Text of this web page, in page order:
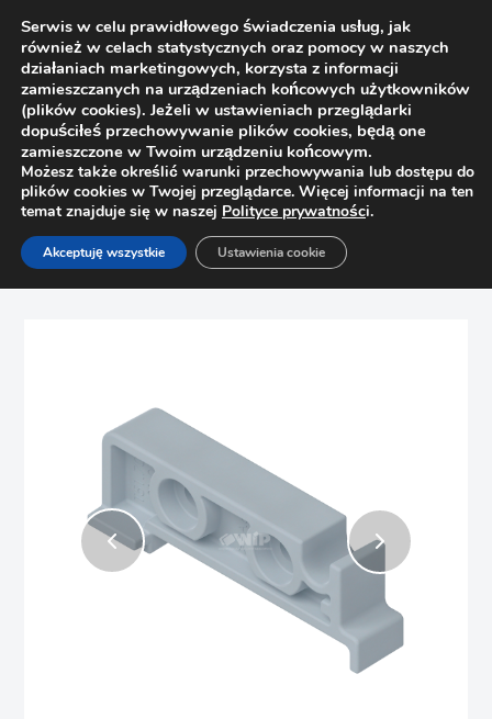
Strona główna Sklep
Prowadnice
Zaczep tylny prowadnicy Tandem / Movento Blum
Serwis w celu prawidłowego świadczenia usług, jak
również w celach statystycznych oraz pomocy w naszych
działaniach marketingowych, korzysta z informacji
zamieszczanych na urządzeniach końcowych użytkowników
(plików cookies). Jeżeli w ustawieniach przeglądarki
dopuściłeś przechowywanie plików cookies, będą one
zamieszczone w Twoim urządzeniu końcowym.
Możesz także określić warunki przechowywania lub dostępu do
plików cookies w Twojej przeglądarce. Więcej informacji na ten
temat znajduje się w naszej Polityce prywatności.
Akceptuję wszystkie Ustawienia cookie